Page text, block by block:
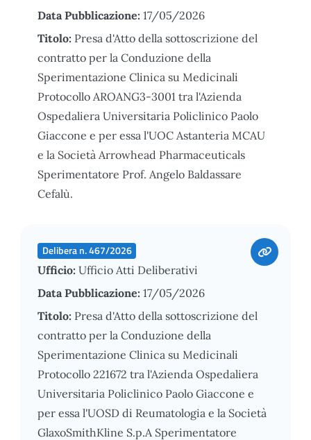
Data Pubblicazione: 17/05/2026
Titolo: Presa d'Atto della sottoscrizione del
contratto per la Conduzione della
Sperimentazione Clinica su Medicinali
Protocollo AROANG3-3001 tra l'Azienda
Ospedaliera Universitaria Policlinico Paolo
Giaccone e per essa l'UOC Astanteria MCAU
e la Società Arrowhead Pharmaceuticals
Sperimentatore Prof. Angelo Baldassare
Cefalù.
Delibera n. 467/2026
Ufficio: Ufficio Atti Deliberativi
Data Pubblicazione: 17/05/2026
Titolo: Presa d'Atto della sottoscrizione del
contratto per la Conduzione della
Sperimentazione Clinica su Medicinali
Protocollo 221672 tra l'Azienda Ospedaliera
Universitaria Policlinico Paolo Giaccone e
per essa l'UOSD di Reumatologia e la Società
GlaxoSmithKline S.p.A Sperimentatore